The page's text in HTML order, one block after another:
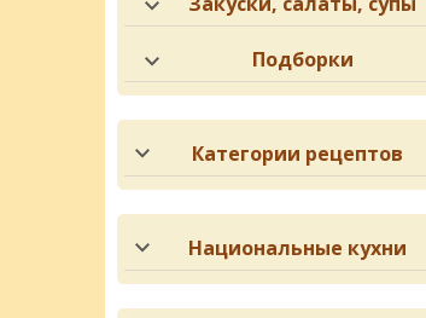
Подборки
Категории рецептов
Национальные кухни